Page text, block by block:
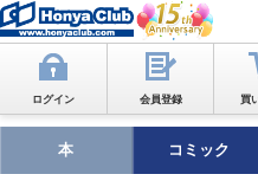
ログイン 会員登録 買
本 コミック